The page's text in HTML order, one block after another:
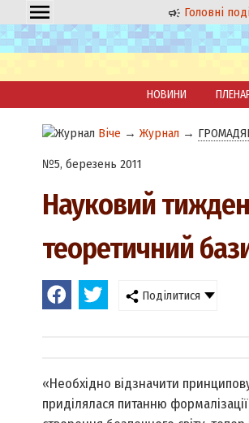
Головні
НОВИНИ
Віче → Журнал →
№5, березень 2011
Науковий
теоретичний
Поділитися
«Необхідно відзначити
приділялася питанню